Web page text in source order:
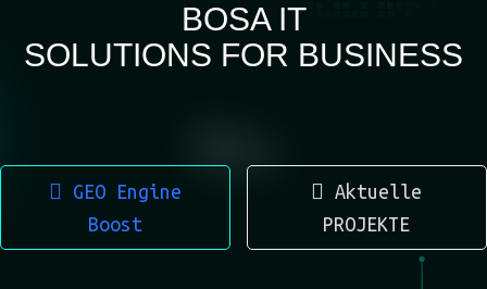
BOSA IT
SOLUTIONS FOR BUSINESS
GEO Engine
Boost
Aktuelle
PROJEKTE